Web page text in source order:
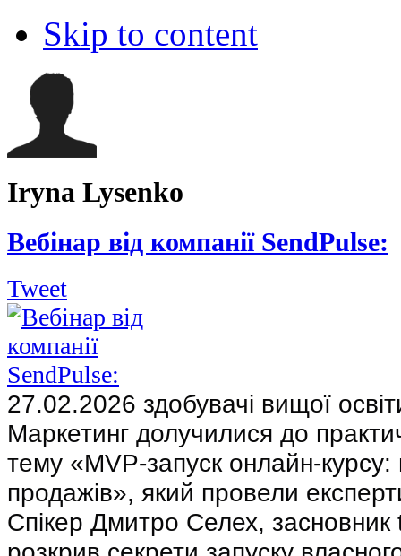
Skip to content
Iryna Lysenko
Вебінар від компанії SendPulse:
Tweet
27.02.2026 здобувачі вищої
Маркетинг долучилися до
тему «MVP-запуск онлайн-курсу:
продажів», який провели
Спікер Дмитро Селех,